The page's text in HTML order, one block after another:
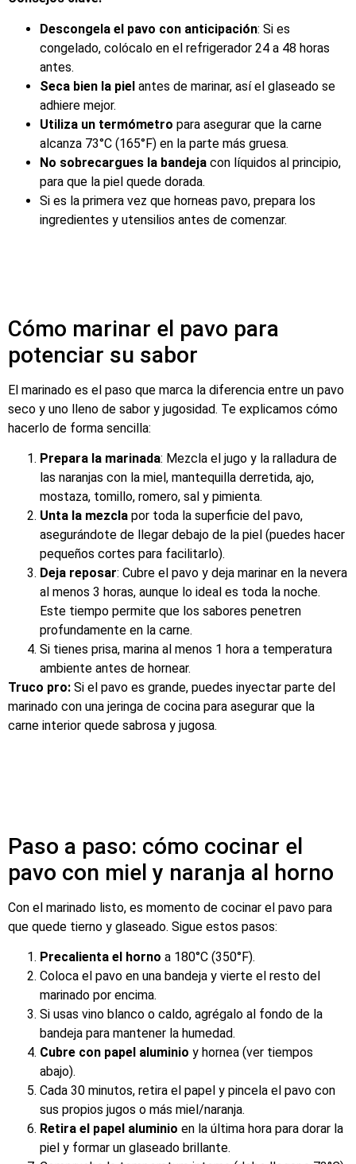
Descongela el pavo con anticipación: Si es
congelado, colócalo en el refrigerador 24 a 48 horas
antes.
Seca bien la piel antes de marinar, así el glaseado se
adhiere mejor.
Utiliza un termómetro para asegurar que la carne
alcanza 73°C (165°F) en la parte más gruesa.
No sobrecargues la bandeja con líquidos al principio,
para que la piel quede dorada.
Si es la primera vez que horneas pavo, prepara los
ingredientes y utensilios antes de comenzar.
Cómo marinar el pavo para
potenciar su sabor
El marinado es el paso que marca la diferencia entre un pavo
seco y uno lleno de sabor y jugosidad. Te explicamos cómo
hacerlo de forma sencilla:
Prepara la marinada: Mezcla el jugo y la ralladura de
las naranjas con la miel, mantequilla derretida, ajo,
mostaza, tomillo, romero, sal y pimienta.
Unta la mezcla por toda la superficie del pavo,
asegurándote de llegar debajo de la piel (puedes hacer
pequeños cortes para facilitarlo).
Deja reposar: Cubre el pavo y deja marinar en la nevera
al menos 3 horas, aunque lo ideal es toda la noche.
Este tiempo permite que los sabores penetren
profundamente en la carne.
Si tienes prisa, marina al menos 1 hora a temperatura
ambiente antes de hornear.
Truco pro: Si el pavo es grande, puedes inyectar parte del
marinado con una jeringa de cocina para asegurar que la
carne interior quede sabrosa y jugosa.
Paso a paso: cómo cocinar el
pavo con miel y naranja al horno
Con el marinado listo, es momento de cocinar el pavo para
que quede tierno y glaseado. Sigue estos pasos:
Precalienta el horno a 180°C (350°F).
Coloca el pavo en una bandeja y vierte el resto del
marinado por encima.
Si usas vino blanco o caldo, agrégalo al fondo de la
bandeja para mantener la humedad.
Cubre con papel aluminio y hornea (ver tiempos
abajo).
Cada 30 minutos, retira el papel y pincela el pavo con
sus propios jugos o más miel/naranja.
Retira el papel aluminio en la última hora para dorar la
piel y formar un glaseado brillante.